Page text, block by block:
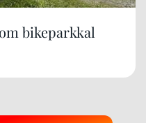
bikeparkkal